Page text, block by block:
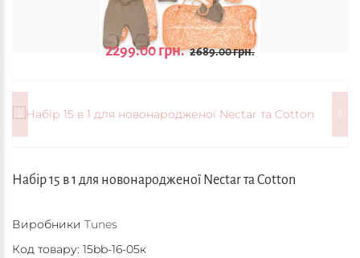
2299.00 грн. 2689.00 грн.
Набір 15 в 1 для новонародженої Nectar та Cotton
Виробники Tunes
Код товару: 15bb-16-05к